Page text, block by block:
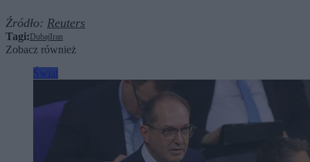
Źródło: Reuters
Tagi: Dubaj Iran
Zobacz również